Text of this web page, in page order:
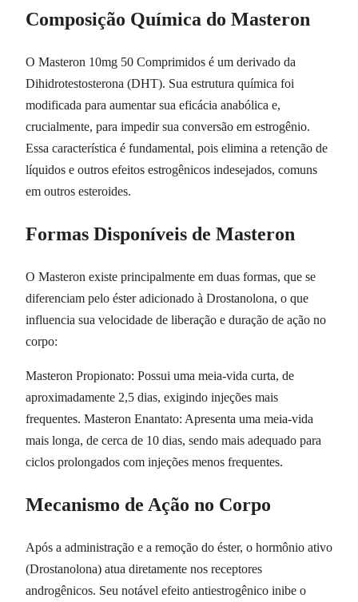
Composição Química do Masteron
O Masteron 10mg 50 Comprimidos é um derivado da
Dihidrotestosterona (DHT). Sua estrutura química foi
modificada para aumentar sua eficácia anabólica e,
crucialmente, para impedir sua conversão em estrogênio.
Essa característica é fundamental, pois elimina a retenção de
líquidos e outros efeitos estrogênicos indesejados, comuns
em outros esteroides.
Formas Disponíveis de Masteron
O Masteron existe principalmente em duas formas, que se
diferenciam pelo éster adicionado à Drostanolona, o que
influencia sua velocidade de liberação e duração de ação no
corpo:
Masteron Propionato: Possui uma meia-vida curta, de
aproximadamente 2,5 dias, exigindo injeções mais
frequentes. Masteron Enantato: Apresenta uma meia-vida
mais longa, de cerca de 10 dias, sendo mais adequado para
ciclos prolongados com injeções menos frequentes.
Mecanismo de Ação no Corpo
Após a administração e a remoção do éster, o hormônio ativo
(Drostanolona) atua diretamente nos receptores
androgênicos. Seu notável efeito antiestrogênico inibe o